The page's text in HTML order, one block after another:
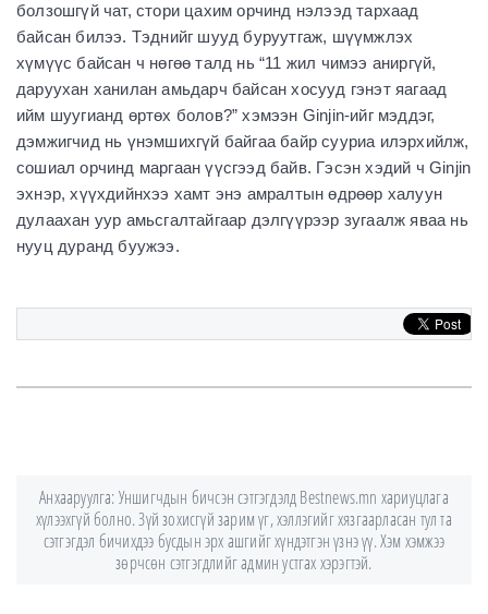
болзошгүй чат, стори цахим орчинд нэлээд тархаад
байсан билээ. Тэднийг шууд буруутгаж, шүүмжлэх
хүмүүс байсан ч нөгөө талд нь “11 жил чимээ аниргүй,
даруухан ханилан амьдарч байсан хосууд гэнэт яагаад
ийм шуугианд өртөх болов?” хэмээн Ginjin-ийг мэддэг,
дэмжигчид нь үнэмшихгүй байгаа байр сууриа илэрхийлж,
сошиал орчинд маргаан үүсгээд байв. Гэсэн хэдий ч Ginjin
эхнэр, хүүхдийнхээ хамт энэ амралтын өдрөөр халуун
дулаахан уур амьсгалтайгаар дэлгүүрээр зугаалж яваа нь
нууц дуранд буужээ.
Анхааруулга: Уншигчдын бичсэн сэтгэгдэлд Bestnews.mn хариуцлага
хүлээхгүй болно. Зүй зохисгүй зарим үг, хэллэгийг хязгаарласан тул та
сэтгэгдэл бичихдээ бусдын эрх ашгийг хүндэтгэн үзнэ үү. Хэм хэмжээ
зөрчсөн сэтгэгдлийг админ устгах хэрэгтэй.